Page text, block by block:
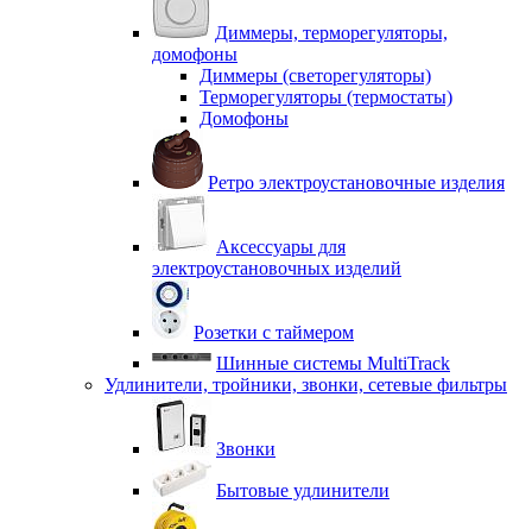
Диммеры, терморегуляторы,
домофоны
Диммеры (светорегуляторы)
Терморегуляторы (термостаты)
Домофоны
Ретро электроустановочные изделия
Аксессуары для
электроустановочных изделий
Розетки с таймером
Шинные системы MultiTrack
Удлинители, тройники, звонки, сетевые фильтры
Звонки
Бытовые удлинители